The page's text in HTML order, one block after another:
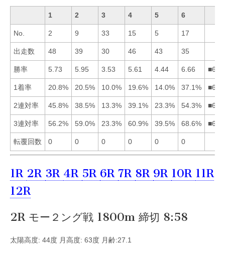
1 2 3 4 5 6
No. 2 9 33 15 5 17
出走数 48 39 30 46 43 35
勝率 5.73 5.95 3.53 5.61 4.44 6.66
1着率 20.8% 20.5% 10.0% 19.6% 14.0% 37.1%
2連対率 45.8% 38.5% 13.3% 39.1% 23.3% 54.3%
3連対率 56.2% 59.0% 23.3% 60.9% 39.5% 68.6%
転覆回数 0 0 0 0 0 0
1R 2R 3R 4R 5R 6R 7R 8R 9R 10R 11R
12R
2R モー２ング戦 1800m 締切 8:58
太陽高度: 44度 月高度: 63度 月齢:27.1